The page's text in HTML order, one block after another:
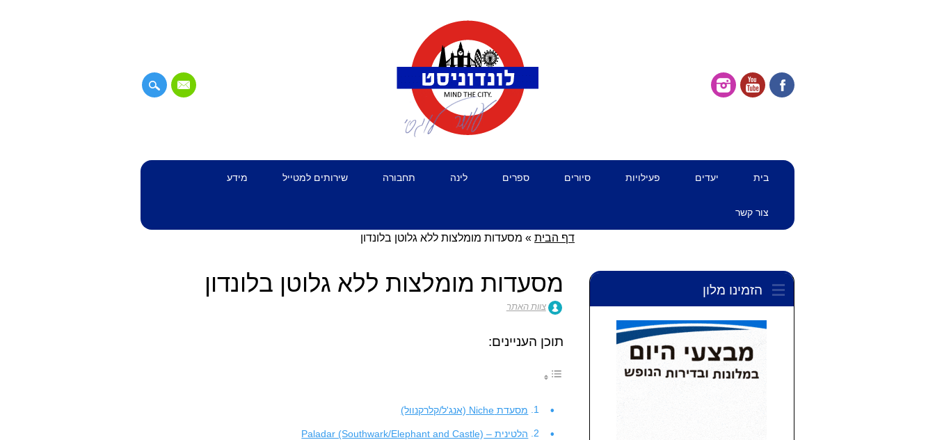
תפריט ראשי
דילוג
בית יעדים פעילויות סיורים ספרים לינה תחבורה שירותים למטייל מידע
צור קשר
דף הבית » מסעדות מומלצות ללא גלוטן בלונדון
מסעדות מומלצות ללא גלוטן בלונדון
צוות האתר
תוכן העניינים:
מסעדת Niche (אנג'ל/קלרקנוול)
הלטינית – Paladar (Southwark/Elephant and Castle)
הזמינו מלון